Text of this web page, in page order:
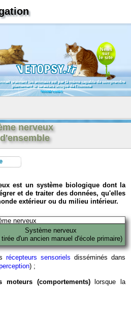
News
sur
le site
vraiment les animaux est par là même capable de comprendre
pleinement le caractère unique de l'homme
Konrad Lorenz
nerveux
est un système biologique dont la
et de traiter des données, qu'elles
extérieur ou du milieu intérieur.
Système nerveux
tirée d'un ancien manuel d'école primaire)
récepteurs sensoriels disséminés dans
) ;
(comportements)lorsque la